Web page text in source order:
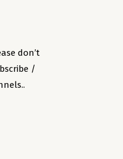
don’t
/